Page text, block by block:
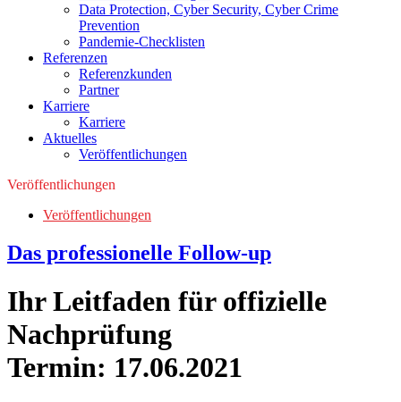
Data Protection, Cyber Security, Cyber Crime
Prevention
Pandemie-Checklisten
Referenzen
Referenzkunden
Partner
Karriere
Karriere
Aktuelles
Veröffentlichungen
Veröffentlichungen
Veröffentlichungen
Das professionelle Follow-up
Ihr Leitfaden für offizielle
Nachprüfung
Termin: 17.06.2021